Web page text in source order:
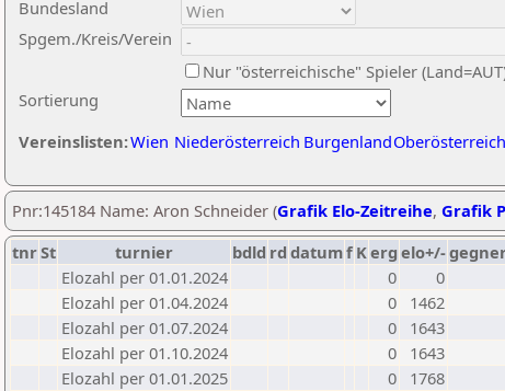
Sortierung
Bundesland
Spgem./Kreis/Verein
Nur "österreichische" Spieler
Vereinslisten:Wien Niederösterreich BurgenlandOberösterreich
Pnr:145184 Name: Aron Schneider (Grafik Elo-Zeitreihe, Grafik
tnrSt turnier bdld rd datumf Kerg elo+/-
Elozahl per 01.01.2024
0
0
Elozahl per 01.04.2024
0
1462
Elozahl per 01.07.2024
0
1643
Elozahl per 01.10.2024
0
1643
Elozahl per 01.01.2025
0
1768